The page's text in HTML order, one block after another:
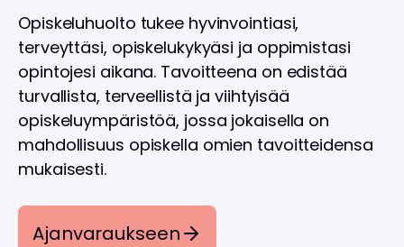
Opiskeluhuolto tukee hyvinvointiasi,
terveyttäsi, opiskelukykyäsi ja oppimistasi
opintojesi aikana. Tavoitteena on edistää
turvallista, terveellistä ja viihtyisää
opiskeluympäristöä, jossa jokaisella on
mahdollisuus opiskella omien tavoitteidensa
mukaisesti.
Ajanvaraukseen